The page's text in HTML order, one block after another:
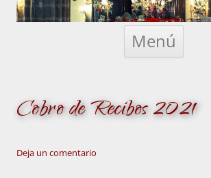
Menú
Saltar
Cobro de Recibos 2021
Deja un comentario